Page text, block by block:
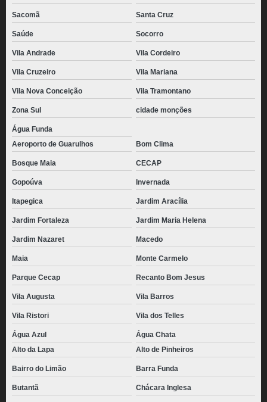
Sacomã Santa Cruz
Saúde Socorro
Vila Andrade Vila Cordeiro
Vila Cruzeiro Vila Mariana
Vila Nova Conceição Vila Tramontano
Zona Sul cidade monções
Água Funda
Aeroporto de Guarulhos
Bom Clima
Bosque Maia CECAP
Gopoúva Invernada
Itapegica Jardim Aracília
Jardim Fortaleza Jardim Maria Helena
Jardim Nazaret Macedo
Maia Monte Carmelo
Parque Cecap Recanto Bom Jesus
Vila Augusta Vila Barros
Vila Ristori Vila dos Telles
Água Azul
Água Chata
Alto da Lapa
Alto de Pinheiros
Bairro do Limão Barra Funda
Butantã Chácara Inglesa